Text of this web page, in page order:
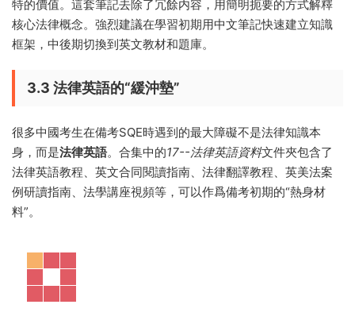
特的價值。這套筆記去除了冗餘内容，用簡明扼要的方式解釋
核心法律概念。強烈建議在學習初期用中文筆記快速建立知識
框架，中後期切換到英文教材和題庫。
3.3 法律英語的“緩沖墊”
很多中國考生在備考SQE時遇到的最大障礙不是法律知識本
身，而是法律英語。合集中的17--法律英語資料文件夾包含了
法律英語教程、英文合同閱讀指南、法律翻譯教程、英美法案
例研讀指南、法學講座視頻等，可以作爲備考初期的“熱身材
料”。